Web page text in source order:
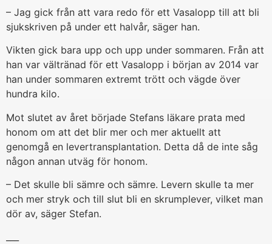
– Jag gick från att vara redo för ett Vasalopp till att bli
sjukskriven på under ett halvår, säger han.
Vikten gick bara upp och upp under sommaren. Från att
han var vältränad för ett Vasalopp i början av 2014 var
han under sommaren extremt trött och vägde över
hundra kilo.
Mot slutet av året började Stefans läkare prata med
honom om att det blir mer och mer aktuellt att
genomgå en levertransplantation. Detta då de inte såg
någon annan utväg för honom.
– Det skulle bli sämre och sämre. Levern skulle ta mer
och mer stryk och till slut bli en skrumplever, vilket man
dör av, säger Stefan.